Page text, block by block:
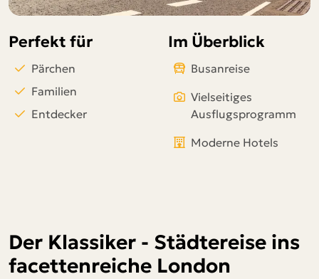
Perfekt für
Pärchen
Familien
Entdecker
Im Überblick
Busanreise
Vielseitiges
Ausflugsprogramm
Moderne Hotels
Der Klassiker - Städtereise ins
facettenreiche London